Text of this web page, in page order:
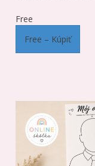
Free
Free – Kúpiť